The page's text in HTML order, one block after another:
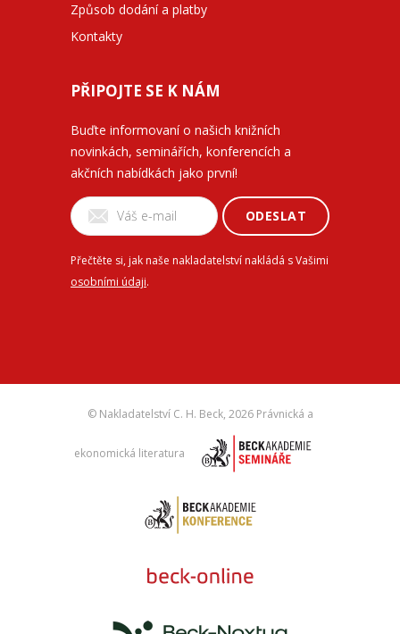
Způsob dodání a platby
Kontakty
PŘIPOJTE SE K NÁM
Buďte informovaní o našich knižních
novinkách, seminářích, konferencích a
akčních nabídkách jako první!
ODESLAT
Přečtěte si, jak naše nakladatelství nakládá s Vašimi
osobními údaji.
© Nakladatelství C. H. Beck, 2026 Právnická a
ekonomická literatura